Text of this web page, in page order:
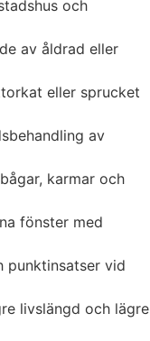
och
av åldrad eller
eller sprucket
av
karmar och
fönster med
punktinsatser vid
livslängd och lägre